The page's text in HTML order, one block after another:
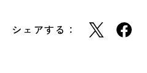
シェアする：